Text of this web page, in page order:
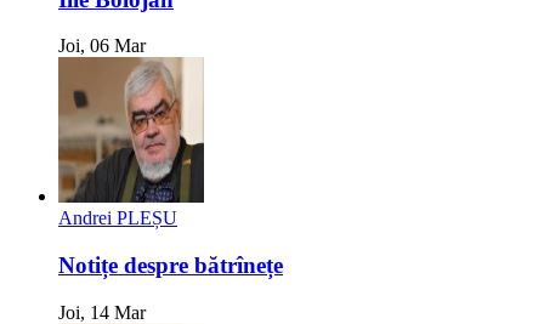
Joi, 06 Mar
Andrei PLEȘU
Notițe despre bătrînețe
Joi, 14 Mar